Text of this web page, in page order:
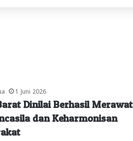
1 Juni 2026
Dinilai Berhasil Merawat
dan Keharmonisan